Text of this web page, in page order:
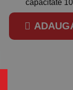
capacitate
MIND.Maps
380V, putere